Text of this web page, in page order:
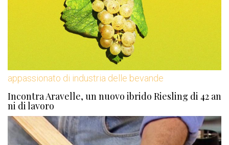
appassionato di industria delle bevande
Incontra Aravelle, un nuovo ibrido Riesling di 42 an
ni di lavoro